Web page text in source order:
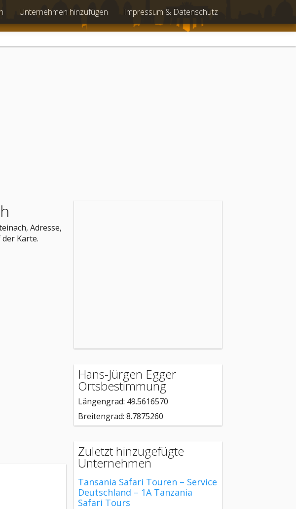
Unternehmen hinzufügen Impressum & Datenschutz
Adresse,
Karte.
Hans-Jürgen Egger
Ortsbestimmung
Längengrad: 49.5616570
Breitengrad: 8.7875260
Zuletzt hinzugefügte
Unternehmen
Tansania Safari Touren – Service
Deutschland – 1A Tanzania
Safari Tours